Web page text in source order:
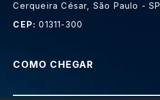
Cerqueira César, São Paulo - SP
CEP: 01311-300
COMO CHEGAR